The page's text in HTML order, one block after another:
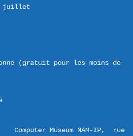
juillet
(gratuit pour les moins de
Computer Museum NAM-IP,  rue